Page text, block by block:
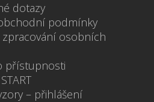
dotazy
podmínky
osobních
přístupnosti
– přihlášení